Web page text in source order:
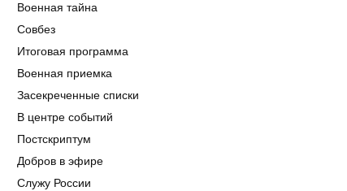
Военная тайна
Совбез
Итоговая программа
Военная приемка
Засекреченные списки
В центре событий
Постскриптум
Добров в эфире
Служу России